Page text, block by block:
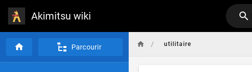
Akimitsu wiki
Parcourir / utilitaire